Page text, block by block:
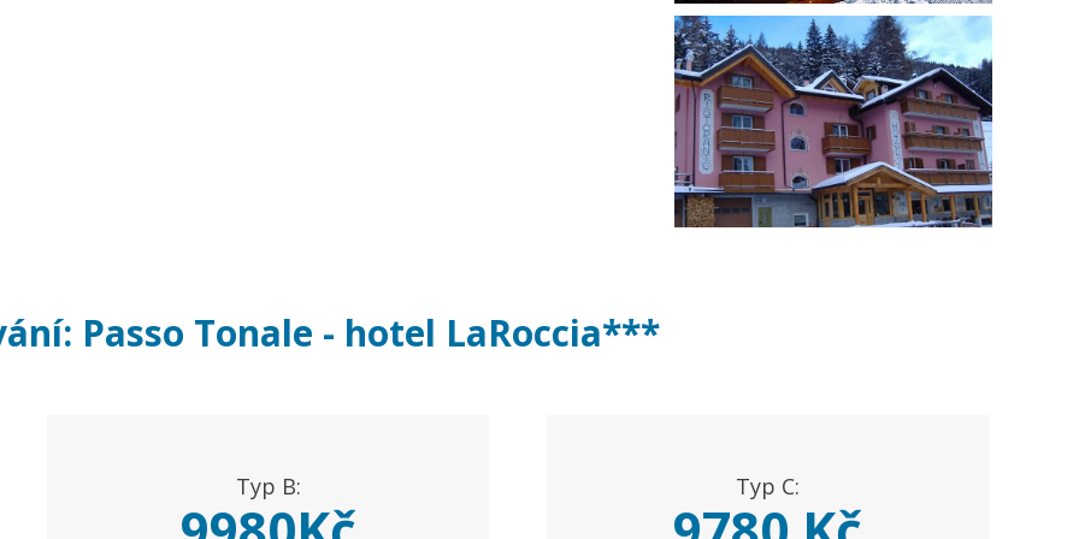
Passo Tonale - hotel LaRoccia***
Typ B: Typ C: